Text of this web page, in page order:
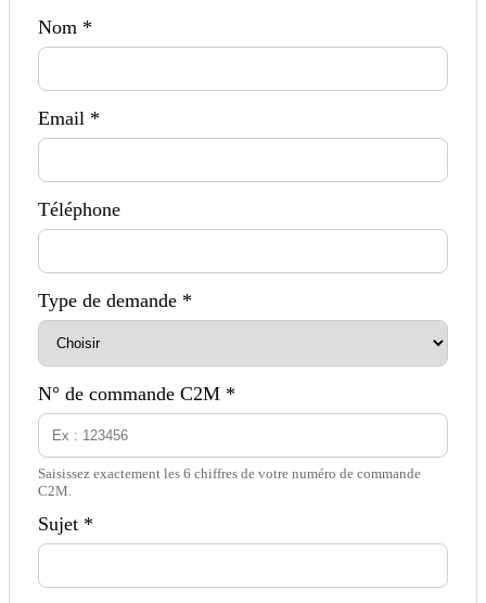
Nom *
Email *
Téléphone
Type de demande *
N° de commande C2M *
Saisissez exactement les 6 chiffres de votre numéro de commande
C2M.
Sujet *